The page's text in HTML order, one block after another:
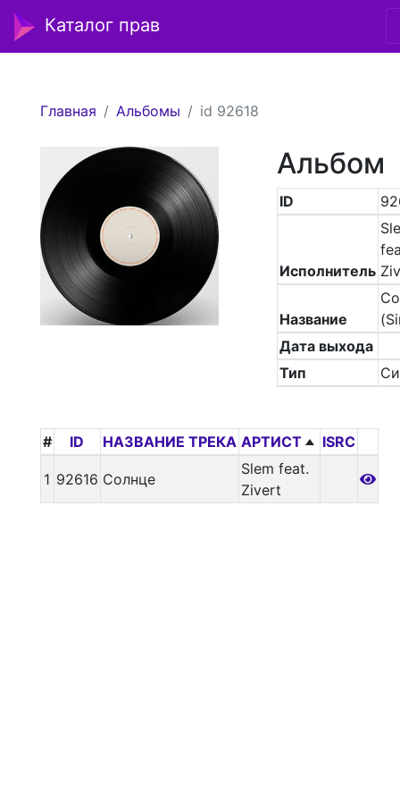
Каталог прав
Главная Альбомы id 92618
Альбом
ID
Исполнитель
Название
Дата выхода
Тип
# ID НАЗВАНИЕ ТРЕКА АРТИСТ ISRC
1 92616 Солнце
Slem feat.
Zivert